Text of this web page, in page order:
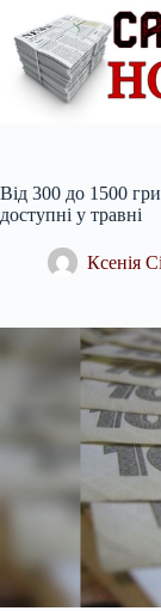
вмісту
Від 300 до 1500
доступні у травні
Ксенія